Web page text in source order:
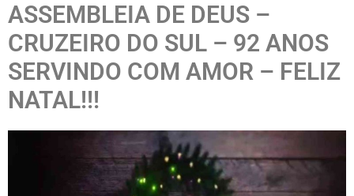
ASSEMBLEIA DE DEUS –
CRUZEIRO DO SUL – 92 ANOS
SERVINDO COM AMOR – FELIZ
NATAL!!!